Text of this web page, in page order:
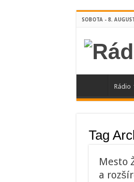
SOBOTA - 8.
Rádio
Tag
Mesto
a